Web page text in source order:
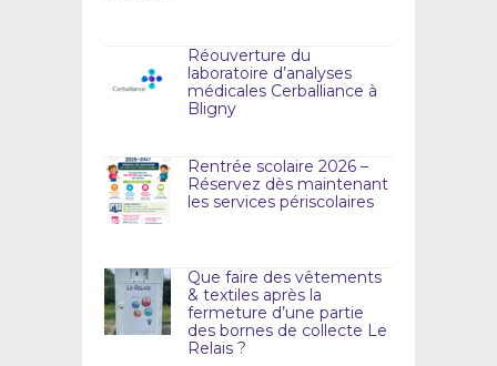
Réouverture du
laboratoire d’analyses
médicales Cerballiance à
Bligny
Rentrée scolaire 2026 –
Réservez dès maintenant
les services périscolaires
Que faire des vêtements
& textiles après la
fermeture d’une partie
des bornes de collecte Le
Relais ?